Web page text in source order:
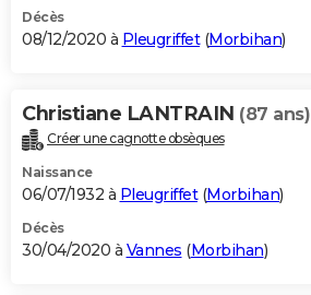
Décès
08/12/2020 à Pleugriffet(Morbihan)
Christiane LANTRAIN (87 ans)
Créer une cagnotte obsèques
Naissance
06/07/1932 à Pleugriffet(Morbihan)
Décès
30/04/2020 à Vannes (Morbihan)